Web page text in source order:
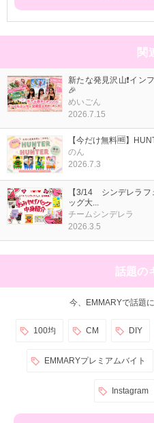
関
新たな発見沢山❗イン
🎉
めいごん
2026.7.15
【今だけ無料🆓】
のん
2026.7.3
【3/14 シンデレラフ
ッグ大...
チームシンデレラ
2026.3.5
話題の
今、EMMARYで話題
100均 CM DIY
EMMARYプレミアムバイト
Instagram